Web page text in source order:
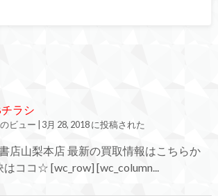
ラシ
ビュー 3月 28, 2018 に投稿された
店山梨本店 最新の買取情報はこちらか
はココ☆ [wc_row] [wc_column...